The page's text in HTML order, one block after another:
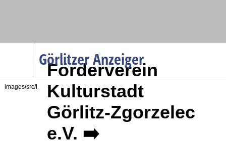
Görlitzer Anzeiger
Startseite
Gesellschaft
Wirtschaft
images/src/FVKS_1.jpg
Förderverein
Kulturstadt
Görlitz-Zgorzelec
e.V. ➡️